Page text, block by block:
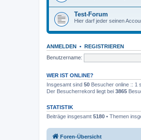
Test-Forum
Hier darf jeder seinen
ANMELDEN • REGISTRIEREN
Benutzername:
WER IST ONLINE?
Insgesamt sind 50 Besucher online :: 1
Der Besucherrekord liegt bei 3865
STATISTIK
Beiträge insgesamt 5180 • Themen
Foren-Übersicht